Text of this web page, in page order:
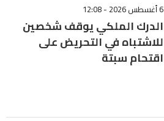
6 أغسطس 2026 - 12:08
الدرك الملكي يوقف شخصين
للاشتباه في التحريض على
اقتحام سبتة